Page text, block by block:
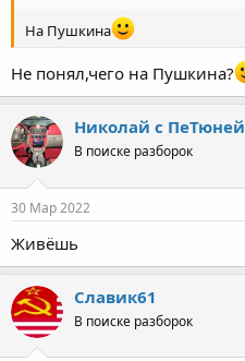
На Пушкина
Не понял,чего на Пушкина?
Николай с ПеТюней
В поиске разборок
30 Мар 2022
Живёшь
Славик61
В поиске разборок